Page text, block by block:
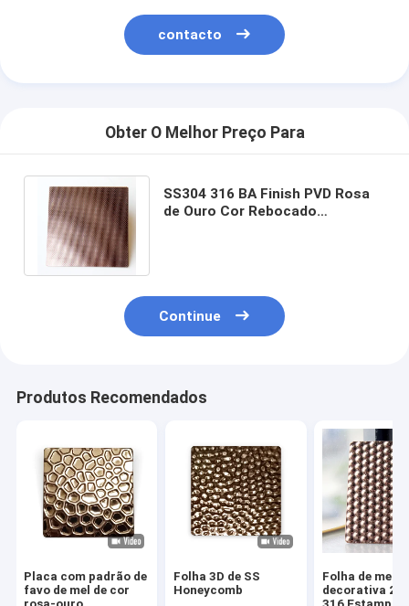
contacto
Obter O Melhor Preço Para
SS304 316 BA Finish PVD Rosa
de Ouro Cor Rebocado
Continue
Produtos Recomendados
Placa com padrão de
favo de mel de cor
Folha 3D de SS
Honeycomb
Folha de
decorativa